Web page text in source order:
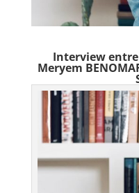
Interview entre
Meryem